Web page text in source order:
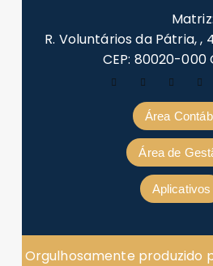
Matriz:
R. Voluntários da Pátria, ,
CEP: 80020-000
Área
Área de
Aplicativos
Orgulhosamente produzido